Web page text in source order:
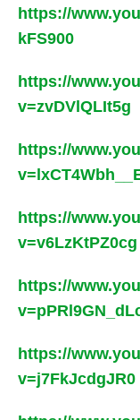
https://
kFS900
https://
v=zvDVlQLIt5g
https://
https://
v=v6LzKtPZ0cg
https://
https://
v=j7FkJcdgJR0